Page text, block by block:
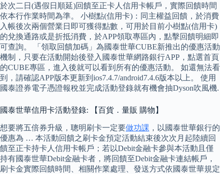
於次二日(遇假日順延)回饋至正卡人信用卡帳戶，實際回饋時間
依本行作業時間為準。 小樹點(信用卡)：同主權益回饋，於消費
入帳後次兩個營業日即可獲得點數，可用於目前小樹點(信用卡)
的兌換通路或是折抵消費，於APP領取專區內，點擊回饋明細即
可查詢。 「領取回饋加碼」為國泰世華CUBE新推出的優惠活動
機制，只要在活動開始後登入國泰世華網路銀行APP，點選首頁
的CUBE專區，進入後就可以看到所有的優惠活動。 如還無法看
到，請確認APP版本更新到ios7.4.7/android7.4.6版本以上。 使用
國泰證券電子憑證報稅並完成活動登錄就有機會抽Dyson吹風機.
國泰世華信用卡活動登錄: 【百貨．量販 購物】
想要將五倍券升級，聰明刷卡一定要做功課 ，以國泰世華銀行的
優惠為 … 本活動回饋之刷卡金預定活動結束後次次月起陸續回
饋至正卡持卡人信用卡帳戶；若以Debit金融卡參與本活動且僅
持有國泰世華Debit金融卡者，將回饋至Debit金融卡連結帳戶，
刷卡金實際回饋時間、相關作業處理、發送方式依國泰世華規定